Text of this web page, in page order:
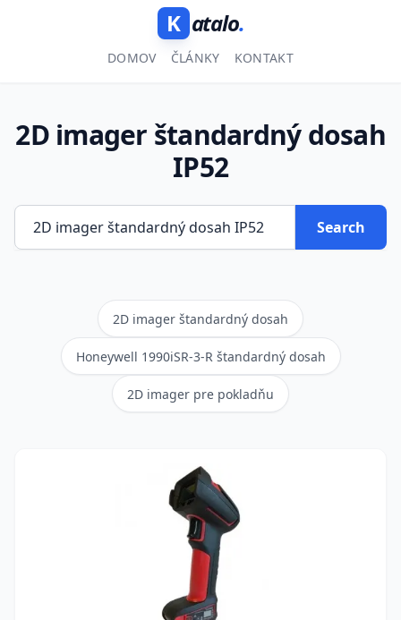
K atalo.
DOMOV ČLÁNKY KONTAKT
2D imager štandardný dosah
IP52
Search
2D imager štandardný dosah
Honeywell 1990iSR-3-R štandardný dosah
2D imager pre pokladňu